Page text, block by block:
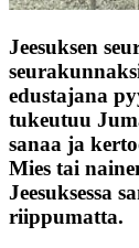
Jeesuksen
edustajana
tukeutuu
sanaa ja
Mies tai
Jeesuksessa
riippumatta.